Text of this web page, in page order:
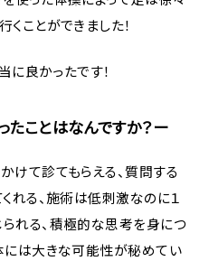
ことができました！
に良かったです！
ことはなんですか？ー
けて診てもらえる、質問する
れる、施術は低刺激なのに１
れる、積極的な思考を身につ
には大きな可能性が秘めてい